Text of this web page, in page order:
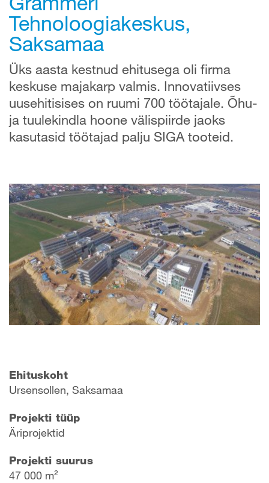
Tehnoloogiakeskus,
Saksamaa
Üks aasta kestnud ehitusega oli firma
keskuse majakarp valmis. Innovatiivses
uusehitisises on ruumi 700 töötajale. Õhu-
ja tuulekindla hoone välispiirde jaoks
kasutasid töötajad palju SIGA tooteid.
Ehituskoht
Ursensollen, Saksamaa
Projekti tüüp
Äriprojektid
Projekti suurus
47 000 m²